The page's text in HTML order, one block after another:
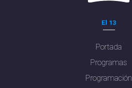
El 13
Portada
Programas
Programación